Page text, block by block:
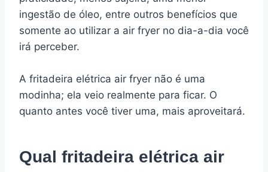
ingestão de óleo, entre outros benefícios que
somente ao utilizar a air fryer no dia-a-dia você
irá perceber.
A fritadeira elétrica air fryer não é uma
modinha; ela veio realmente para ficar. O
quanto antes você tiver uma, mais aproveitará.
Qual fritadeira elétrica air